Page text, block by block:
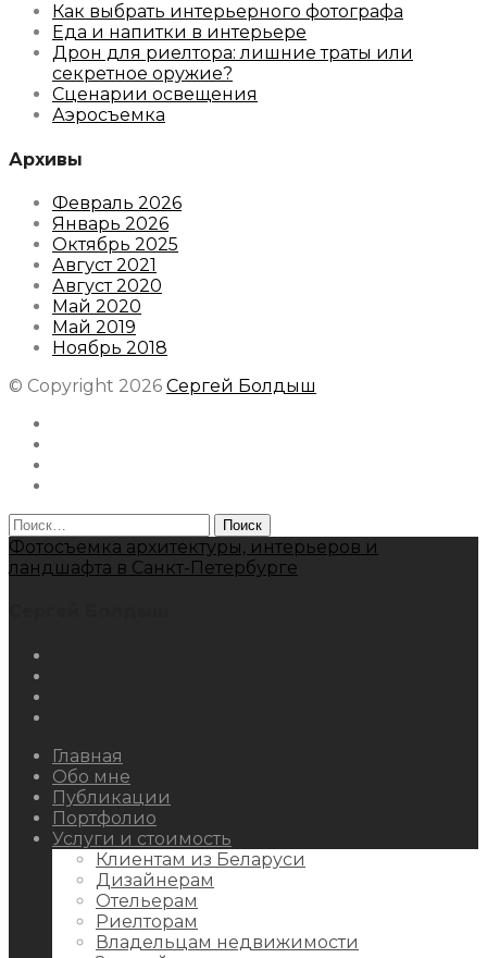
Как выбрать интерьерного фотографа
Еда и напитки в интерьере
Дрон для риелтора: лишние траты или
секретное оружие?
Сценарии освещения
Аэросъемка
Архивы
Февраль 2026
Январь 2026
Октябрь 2025
Август 2021
Август 2020
Май 2020
Май 2019
Ноябрь 2018
© Copyright 2026 Сергей Болдыш
Найти:
Фотосъемка архитектуры, интерьеров и
ландшафта в Санкт-Петербурге
Главная
Обо мне
Публикации
Портфолио
Услуги и стоимость
Клиентам из Беларуси
Дизайнерам
Отельерам
Риелторам
Владельцам недвижимости